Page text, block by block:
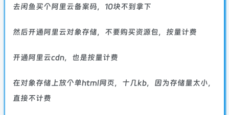
去闲鱼买个阿里云备案码，10块不到拿下
然后开通阿里云对象存储，不要购买资源包，按量计费
开通阿里云cdn，也是按量计费
在对象存储上放个单html网页，十几kb，因为存储量太小，
直接不计费